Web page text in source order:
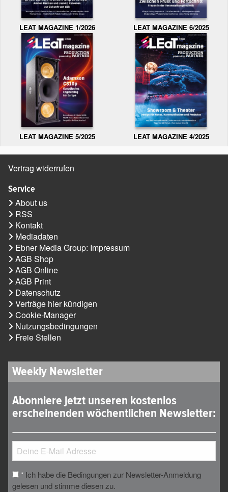
LEAT MAGAZINE 1/2026 LEAT MAGAZINE 6/2025
LEAT MAGAZINE 5/2025 LEAT MAGAZINE 4/2025
Vertrag widerrufen
Service
About us
RSS
Kontakt
Mediadaten
Ebner Media Group: Impressum
AGB Shop
AGB Online
AGB Print
Datenschutz
Verträge hier kündigen
Cookie-Manager
Nutzungsbedingungen
Freie Stellen
Weekly Newsletter
Abonniere jetzt unseren kostenlos
erscheinenden wöchentlichen Newsletter:
* Ich habe die Bedingungen zur Newsletter-Anmeldung
gelesen und stimme diesen zu.